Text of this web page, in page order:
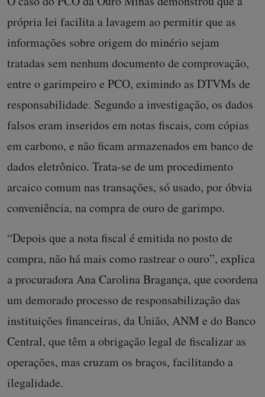
própria lei facilita a lavagem ao permitir que as
informações sobre origem do minério sejam
tratadas sem nenhum documento de comprovação,
entre o garimpeiro e PCO, eximindo as DTVMs de
responsabilidade. Segundo a investigação, os dados
falsos eram inseridos em notas fiscais, com cópias
em carbono, e não ficam armazenados em banco de
dados eletrônico. Trata-se de um procedimento
arcaico comum nas transações, só usado, por óbvia
conveniência, na compra de ouro de garimpo.
“Depois que a nota fiscal é emitida no posto de
compra, não há mais como rastrear o ouro”, explica
a procuradora Ana Carolina Bragança, que coordena
um demorado processo de responsabilização das
instituições financeiras, da União, ANM e do Banco
Central, que têm a obrigação legal de fiscalizar as
operações, mas cruzam os braços, facilitando a
ilegalidade.